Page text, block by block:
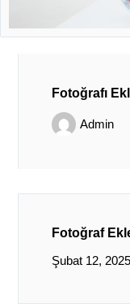
Fotoğrafı
Admin
Fotoğraf
Şubat 12, 2025